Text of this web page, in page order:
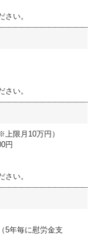
い。
い。
限月10万円）
円
い。
5年毎に慰労金支